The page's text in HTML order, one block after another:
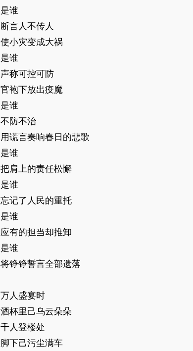
是谁
断言人不传人
使小灾变成大祸
是谁
声称可控可防
官袍下放出疫魔
是谁
不防不治
用谎言奏响春日的悲歌
是谁
把肩上的责任松懈
是谁
忘记了人民的重托
是谁
应有的担当却推卸
是谁
将铮铮誓言全部遗落
万人盛宴时
酒杯里己乌云朵朵
千人登楼处
脚下己污尘满车